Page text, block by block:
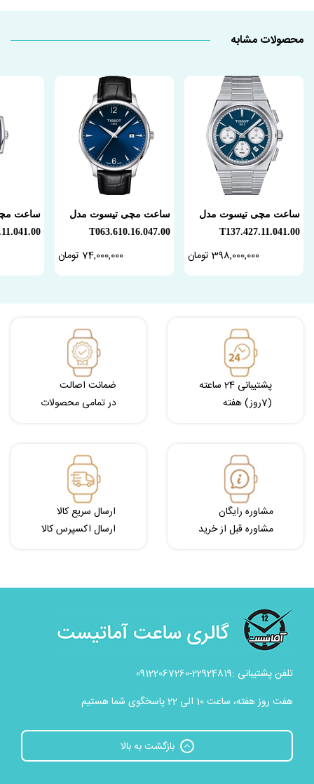
محصولات مشابه
ساعت مچی تیسوت مدل
T137.427.11.041.00
398,000,000 تومان
ساعت مچی تیسوت مدل
T063.610.16.047.00
74,000,000 تومان
ساعت
پشتیبانی 24 ساعته
(7روز) هفته
ضمانت اصالت
در تمامی محصولات
مشاوره رایگان
مشاوره قبل از خرید
ارسال سریع کالا
ارسال اکسپرس کالا
تلفن پشتیبانی :22924819-09122067260
هفت روز هفته، ساعت 10 الی 22 پاسخگوی شما هستیم
بازگشت به بالا